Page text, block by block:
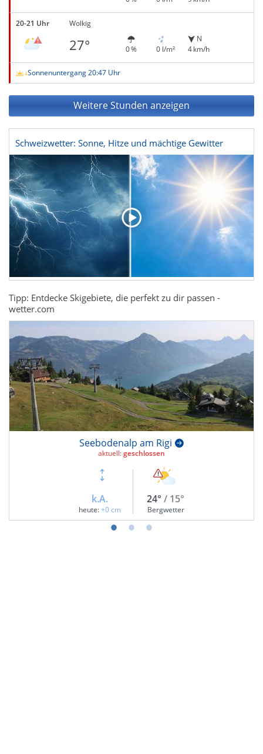
20-21 Uhr Wolkig
27° 0 % 0 l/m²
N
4 km/h
Sonnenuntergang 20:47 Uhr
Weitere Stunden anzeigen
Schweizwetter: Sonne, Hitze und mächtige Gewitter
Tipp: Entdecke Skigebiete, die perfekt zu dir passen -
wetter.com
Seebodenalp am Rigi
aktuell:geschlossen
k.A.
heute:+0 cm
24° / 15°
Bergwetter